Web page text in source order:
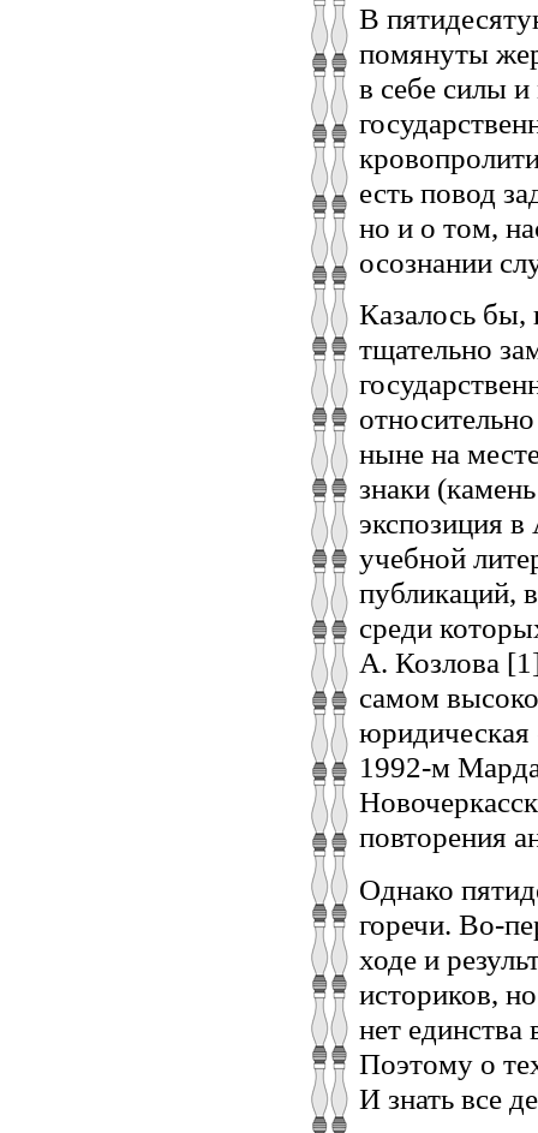
В
помянуты
в себе силы
есть повод
но и о том,
осознании
Казалось бы,
тщательно
ныне на
знаки
экспозиция
учебной
публикаций,
среди
А. Козлова
самом
юридическая
1992-м
повторения
Однако
горечи. Во-
ходе и
историков,
нет единства
Поэтому о
И знать все